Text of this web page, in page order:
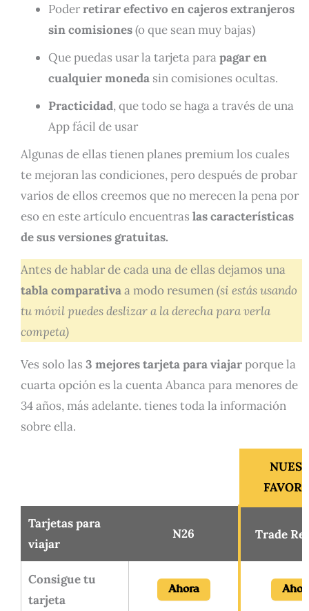
Poderretirar efectivo en cajeros extranjeros
sin comisiones(o que sean muy bajas)
Que puedas usar la tarjeta parapagar en
cualquier moneda sin comisiones ocultas.
Practicidad, que todo se haga a través de una
App fácil de usar
Algunas de ellas tienen planes premium los cuales
te mejoran las condiciones, pero después de probar
varios de ellos creemos que no merecen la pena por
eso en este artículo encuentras las características
de sus versiones gratuitas.
Antes de hablar de cada una de ellas dejamos una
tabla comparativaa modo resumen(si estás usando
tu móvil puedes deslizar a la derecha para verla
competa)
Ves solo las 3 mejores tarjeta para viajarporque la
cuarta opción es la cuenta Abanca para menores de
34 años, más adelante. tienes toda la información
sobre ella.
Tarjetas para
viajar
N26 Trade
Consigue tu
tarjeta
Ahora